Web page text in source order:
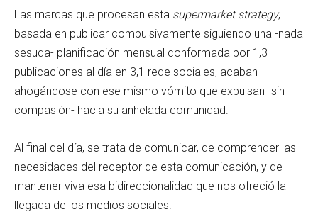
Las marcas que procesan esta supermarket strategy,
basada en publicar compulsivamente siguiendo una -nada
sesuda- planificación mensual conformada por 1,3
publicaciones al día en 3,1 rede sociales, acaban
ahogándose con ese mismo vómito que expulsan -sin
compasión- hacia su anhelada comunidad.
Al final del día, se trata de comunicar, de comprender las
necesidades del receptor de esta comunicación, y de
mantener viva esa bidireccionalidad que nos ofreció la
llegada de los medios sociales.